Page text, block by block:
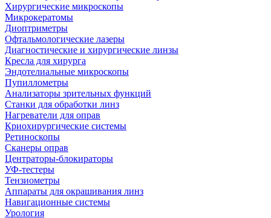
Хирургические микроскопы
Микрокератомы
Диоптриметры
Офтальмологические лазеры
Диагностические и хирургические линзы
Кресла для хирурга
Эндотелиальные микроскопы
Пупиллометры
Анализаторы зрительных функций
Станки для обработки линз
Нагреватели для оправ
Криохирургические системы
Ретиноскопы
Сканеры оправ
Центраторы-блокираторы
УФ-тестеры
Тензиометры
Аппараты для окрашивания линз
Навигационные системы
Урология